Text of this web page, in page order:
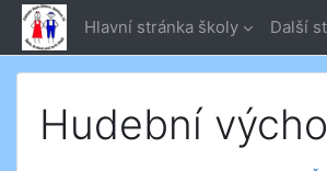
Přejít k hlavnímu obsahu
Hlavní stránka školy Další
Hudební